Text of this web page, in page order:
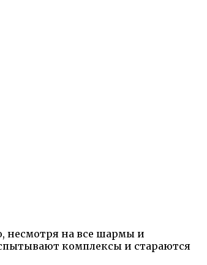
несмотря на все шармы и
комплексы и стараются